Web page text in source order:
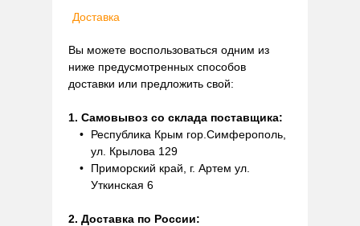
Доставка
Вы можете воспользоваться одним из
ниже предусмотренных способов
доставки или предложить свой:
1. Самовывоз со склада поставщика:
Республика Крым гор.Симферополь,
ул. Крылова 129
Приморский край, г. Артем ул.
Уткинская 6
2. Доставка по России: